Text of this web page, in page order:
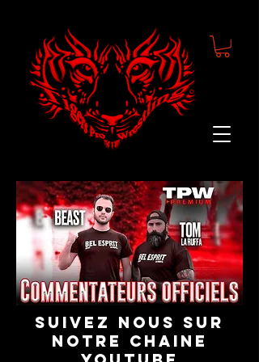
suivez nous sur
notre chaine